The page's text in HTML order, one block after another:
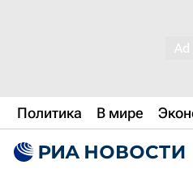
Политика В мире